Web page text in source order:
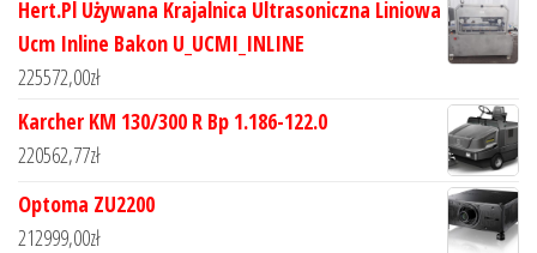
Hert.Pl Używana Krajalnica Ultrasoniczna Liniowa
Ucm Inline Bakon U_UCMI_INLINE
225572,00zł
Karcher KM 130/300 R Bp 1.186-122.0
220562,77zł
Optoma ZU2200
212999,00zł